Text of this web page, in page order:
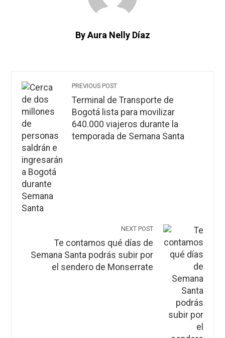
By Aura Nelly Díaz
PREVIOUS POST
Terminal de Transporte de
Bogotá lista para movilizar
640.000 viajeros durante la
temporada de Semana Santa
NEXT POST
Te contamos qué días de
Semana Santa podrás subir por
el sendero de Monserrate